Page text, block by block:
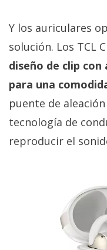
opciones
de
privacidad
/
Legal
El medio de
Y los auriculares
solución. Los TCL
diseño de clip
para una
puente de
tecnología de
reproducir el